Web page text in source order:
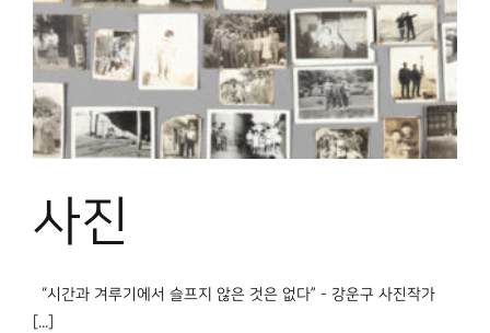
사진
“시간과 겨루기에서 슬프지 않은 것은 없다” - 강운구 사진작가
[...]